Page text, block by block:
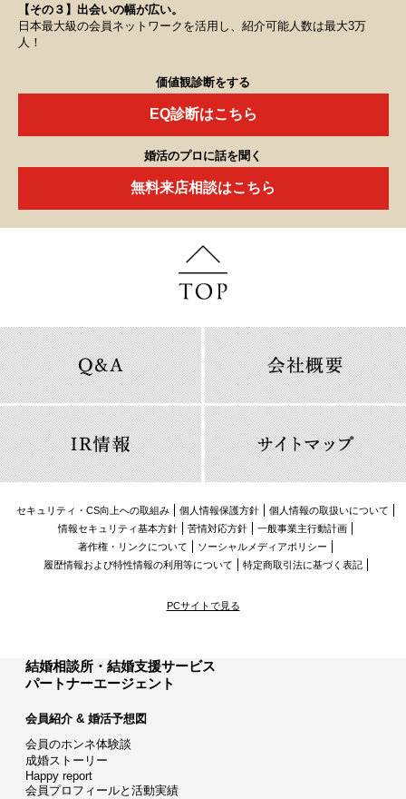
【その３】出会いの幅が広い。
日本最大級の会員ネットワークを活用し、紹介可能人数は最大3万
人！
価値観診断をする
EQ診断はこちら
婚活のプロに話を聞く
無料来店相談はこちら
セキュリティ・CS向上への取組み 個人情報保護方針
個人情報の取扱いについて
情報セキュリティ基本方針
苦情対応方針
一般事業主行動計画
著作権・リンクについて
ソーシャルメディアポリシー
履歴情報および特性情報の利用等について
特定商取引法に基づく表記
PCサイトで見る
結婚相談所・結婚支援サービス
パートナーエージェント
会員紹介 & 婚活予想図
会員のホンネ体験談
成婚ストーリー
Happy report
会員プロフィールと活動実績